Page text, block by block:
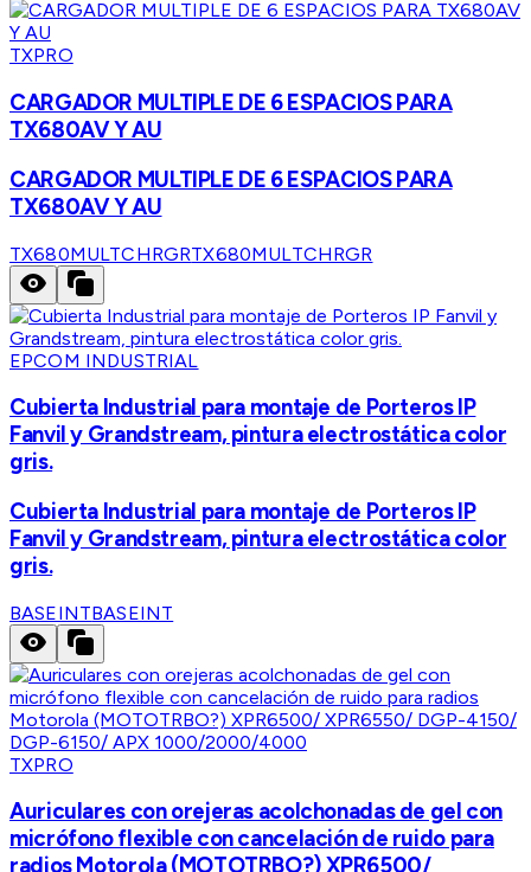
TXPRO
CARGADOR MULTIPLE DE 6 ESPACIOS PARA
TX680AV Y AU
CARGADOR MULTIPLE DE 6 ESPACIOS PARA
TX680AV Y AU
TX680MULTCHRGRTX680MULTCHRGR
EPCOM INDUSTRIAL
Cubierta Industrial para montaje de Porteros IP
Fanvil y Grandstream, pintura electrostática color
gris.
Cubierta Industrial para montaje de Porteros IP
Fanvil y Grandstream, pintura electrostática color
gris.
BASEINTBASEINT
TXPRO
Auriculares con orejeras acolchonadas de gel con
micrófono flexible con cancelación de ruido para
radios Motorola (MOTOTRBO?) XPR6500/